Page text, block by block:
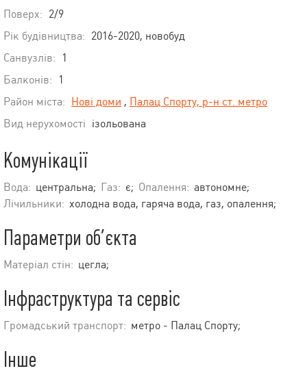
Поверх: 2/9
Рік будівництва: 2016-2020, новобуд
Санвузлів:
1
Балконів:
1
Район міста: Нові доми , Палац Спорту, р-н ст. метро
Вид нерухомості ізольована
Комунікації
Вода: центральна; Газ: є; Опалення: автономне;
Лічильники: холодна вода, гаряча вода, газ, опалення;
Параметри об’єкта
Матеріал стін: цегла;
Інфраструктура та сервіс
Громадський транспорт: метро - Палац Спорту;
Інше